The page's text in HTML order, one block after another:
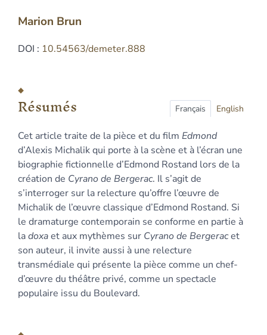
Marion Brun
DOI : 10.54563/demeter.888
Index
Plan
Bibliographie
Notes
Citer cet article
Auteur
Résumés Français English
Cet article traite de la pièce et du film Edmond
d’Alexis Michalik qui porte à la scène et à l’écran une
biographie fictionnelle d’Edmond Rostand lors de la
création de Cyrano de Bergerac. Il s’agit de
s’interroger sur la relecture qu’offre l’œuvre de
Michalik de l’œuvre classique d’Edmond Rostand. Si
le dramaturge contemporain se conforme en partie à
ladoxaet aux mythèmes sur Cyrano de Bergeracet
son auteur, il invite aussi à une relecture
transmédiale qui présente la pièce comme un chef-
d’œuvre du théâtre privé, comme un spectacle
populaire issu du Boulevard.